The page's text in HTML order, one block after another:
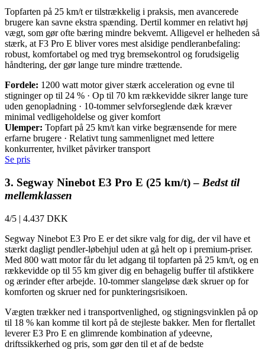
Topfarten på 25 km/t er tilstrækkelig i praksis, men avancerede
brugere kan savne ekstra spænding. Dertil kommer en relativt høj
vægt, som gør ofte bæring mindre bekvemt. Alligevel er helheden så
stærk, at F3 Pro E bliver vores mest alsidige pendleranbefaling:
robust, komfortabel og med tryg bremsekontrol og forudsigelig
håndtering, der gør lange ture mindre trættende.
Fordele: 1200 watt motor giver stærk acceleration og evne til
stigninger op til 24 % · Op til 70 km rækkevidde sikrer lange ture
uden genopladning · 10-tommer selvforseglende dæk kræver
minimal vedligeholdelse og giver komfort
Ulemper: Topfart på 25 km/t kan virke begrænsende for mere
erfarne brugere · Relativt tung sammenlignet med lettere
konkurrenter, hvilket påvirker transport
Se pris
3. Segway Ninebot E3 Pro E (25 km/t) – Bedst til
mellemklassen
4/5 | 4.437 DKK
Segway Ninebot E3 Pro E er det sikre valg for dig, der vil have et
stærkt dagligt pendler-løbehjul uden at gå helt op i premium-priser.
Med 800 watt motor får du let adgang til topfarten på 25 km/t, og en
rækkevidde op til 55 km giver dig en behagelig buffer til afstikkere
og ærinder efter arbejde. 10-tommer slangeløse dæk skruer op for
komforten og skruer ned for punkteringsrisikoen.
Vægten trækker ned i transportvenlighed, og stigningsvinklen på op
til 18 % kan komme til kort på de stejleste bakker. Men for flertallet
leverer E3 Pro E en glimrende kombination af ydeevne,
driftssikkerhed og pris, som gør den til et af de bedste